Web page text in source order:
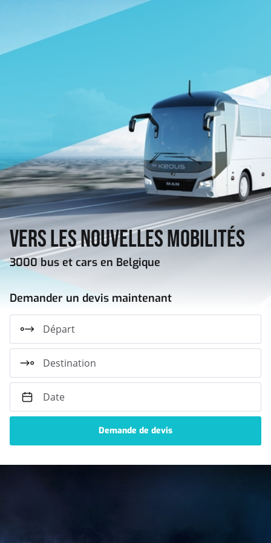
Aller au contenu principal
Vers les nouvelles mobilités
3000 bus et cars en Belgique
Demander un devis maintenant
Départ
Destination
Date